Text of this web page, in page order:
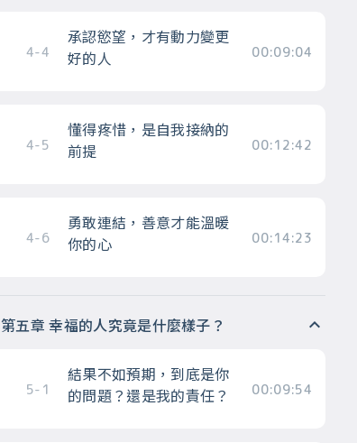
4-4
承認慾望，才有動力變更
好的人
00:09:04
4-5
懂得疼惜，是自我接納的
前提
00:12:42
4-6
勇敢連結，善意才能溫暖
你的心
00:14:23
第五章 幸福的人究竟是什麼樣子？
5-1
結果不如預期，到底是你
的問題？還是我的責任？
00:09:54